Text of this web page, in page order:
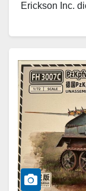
Erickson Inc.